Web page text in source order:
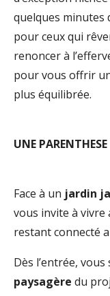
quelques minutes
pour ceux qui
renoncer à
pour vous offrir
plus équilibrée.
UNE
Face à un jardin
vous invite à
restant connecté
Dès l’entrée,
paysagère du